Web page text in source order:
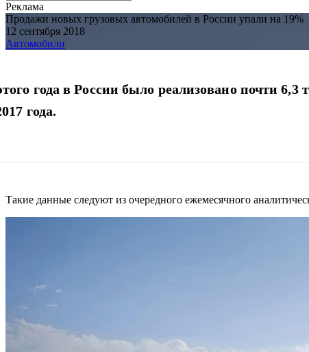
Реклама
Продажи новых грузовых автомобилей в России упали на 19%
12 сентября 2018
Автомобили
года в России было реализовано почти
года.
Такие данные следуют из очередного ежемесячного